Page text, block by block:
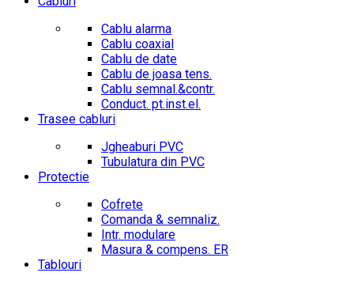
Cablu alarma
Cablu coaxial
Cablu de date
Cablu de joasa tens.
Cablu semnal.&contr.
Conduct. pt.inst.el.
Trasee cabluri
Jgheaburi PVC
Tubulatura din PVC
Protectie
Cofrete
Comanda & semnaliz.
Intr. modulare
Masura & compens. ER
Tablouri